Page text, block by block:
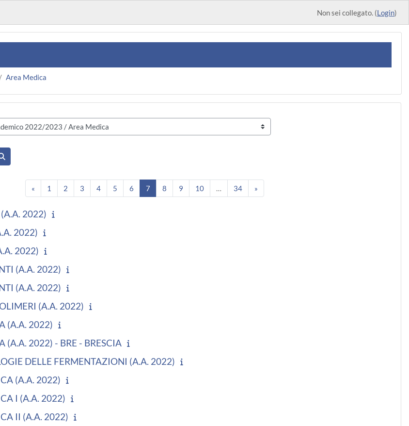
Non sei collegato. (Login)
Area Medica
Cerca corsi
«Pagina precedente
1 Pagina 1
2Pagina 2
3Pagina 3
4Pagina 4
5Pagina 5
6Pagina 6
7Pagina 7
8Pagina 8
9Pagina 9
10Pagina 1034Pagina 34
»Pagina successiva
2022)
2022)
2022)
(A.A. 2022)
(A.A. 2022)
(A.A. 2022)
(A.A. 2022)
2022) - BRE - BRESCIA
DELLE FERMENTAZIONI (A.A. 2022)
(A.A. 2022)
I (A.A. 2022)
II (A.A. 2022)